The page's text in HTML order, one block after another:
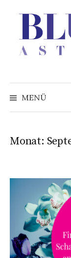
überspringen
MENÜ
Monat: